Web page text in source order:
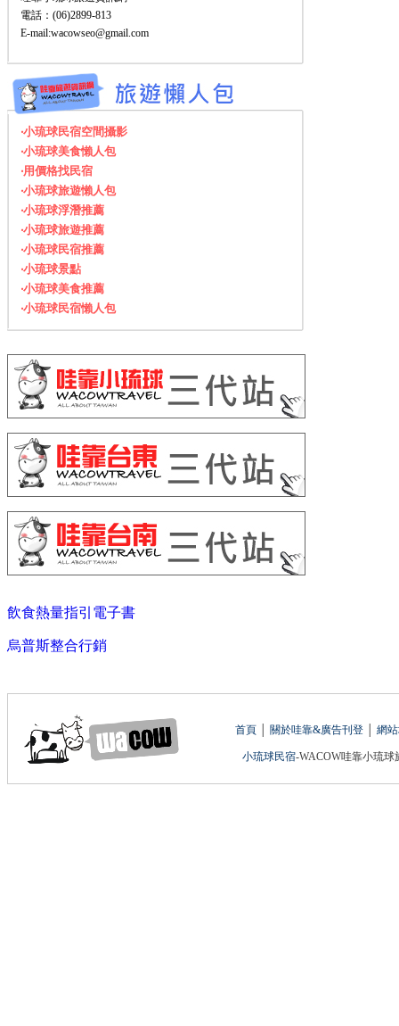
電話：(06)2899-813
E-mail:wacowseo@gmail.com
‧小琉球民宿空間攝影
‧小琉球美食懶人包
‧用價格找民宿
‧小琉球旅遊懶人包
‧小琉球浮潛推薦
‧小琉球旅遊推薦
‧小琉球民宿推薦
‧小琉球景點
‧小琉球美食推薦
‧小琉球民宿懶人包
飲食熱量指引電子書
烏普斯整合行銷
首頁 關於哇靠&廣告刊登 網
小琉球民宿-WACOW哇靠小琉球